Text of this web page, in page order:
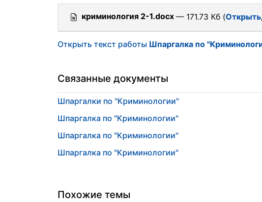
криминология 2-1.docx — 171.73 Кб (Открыть
Открыть текст работы Шпаргалка по
Связанные документы
Шпаргалки по "Криминологии"
Шпаргалка по "Криминологии"
Шпаргалка по "Криминологии"
Шпаргалка по "Криминологии"
Похожие темы